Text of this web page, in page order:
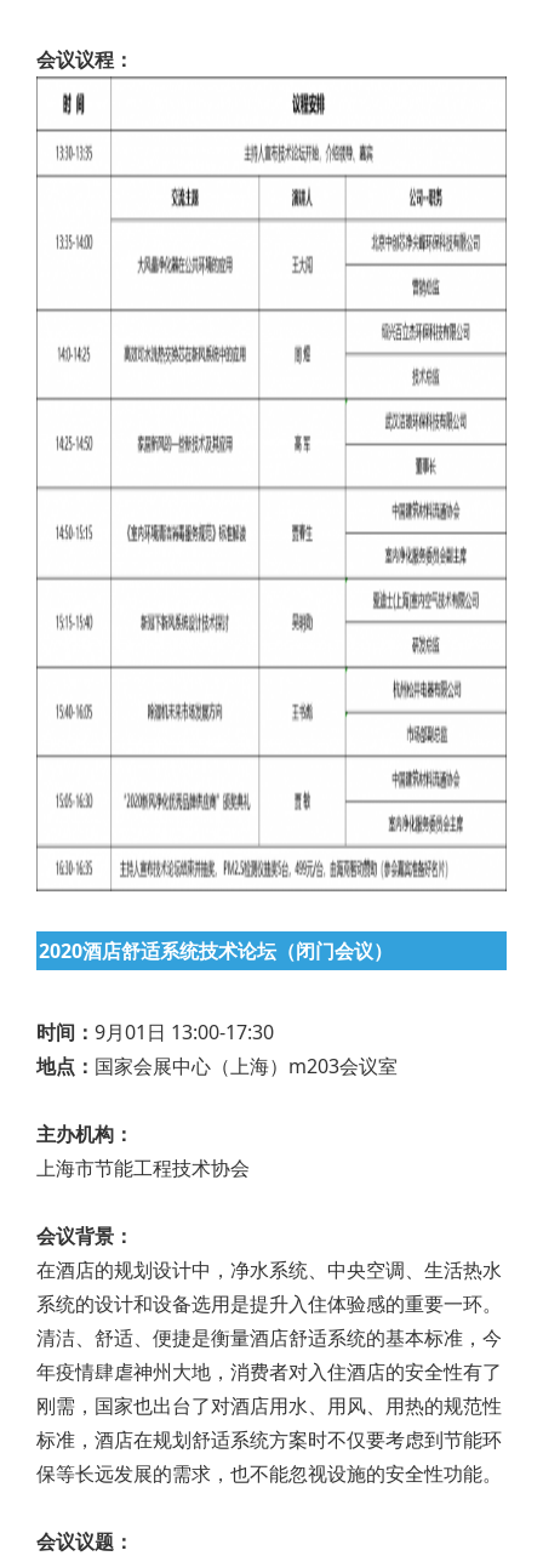
会议议程：
2020酒店舒适系统技术论坛（闭门会议）
时间： 9月01日 13:00-17:30
地点： 国家会展中心（上海）m203会议室
主办机构：
上海市节能工程技术协会
会议背景：
在酒店的规划设计中，净水系统、中央空调、生活热水
系统的设计和设备选用是提升入住体验感的重要一环。
清洁、舒适、便捷是衡量酒店舒适系统的基本标准，今
年疫情肆虐神州大地，消费者对入住酒店的安全性有了
刚需，国家也出台了对酒店用水、用风、用热的规范性
标准，酒店在规划舒适系统方案时不仅要考虑到节能环
保等长远发展的需求，也不能忽视设施的安全性功能。
会议议题：